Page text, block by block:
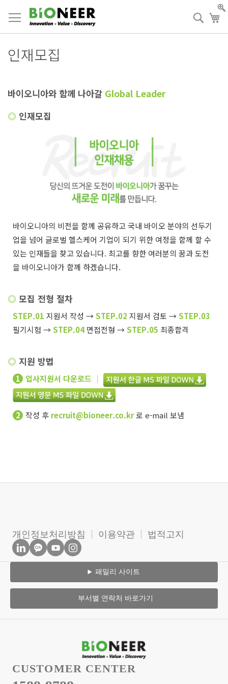
to
Content
검
색
인재모집
바이오니아와 함께 나아갈 Global Leader
◎ 인재모집
바이오니아의 비전을 함께 공유하고 국내 바이오 분야의 선두기
업을 넘어 글로벌 헬스케어 기업이 되기 위한 여정을 함께 할 수
있는 인재들을 찾고 있습니다. 최고를 향한 여러분의 꿈과 도전
을 바이오니아가 함께 하겠습니다.
◎ 모집 전형 절차
STEP.01 지원서 작성 →STEP.02 지원서 검토 →STEP.03
필기시험 →STEP.04면접전형 →STEP.05 최종합격
◎ 지원 방법
1 입사지원서 다운로드 ｜
2 작성 후 recruit@bioneer.co.kr로 e-mail 보냄
개인정보처리방침 이용약관 법적고지
패밀리 사이트
부서별 연락처 바로가기
CUSTOMER CENTER